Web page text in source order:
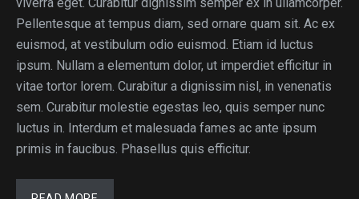
Pellentesque at tempus diam, sed ornare quam sit. Ac ex
euismod, at vestibulum odio euismod. Etiam id luctus
ipsum. Nullam a elementum dolor, ut imperdiet efficitur in
vitae tortor lorem. Curabitur a dignissim nisl, in venenatis
sem. Curabitur molestie egestas leo, quis semper nunc
luctus in. Interdum et malesuada fames ac ante ipsum
primis in faucibus. Phasellus quis efficitur.